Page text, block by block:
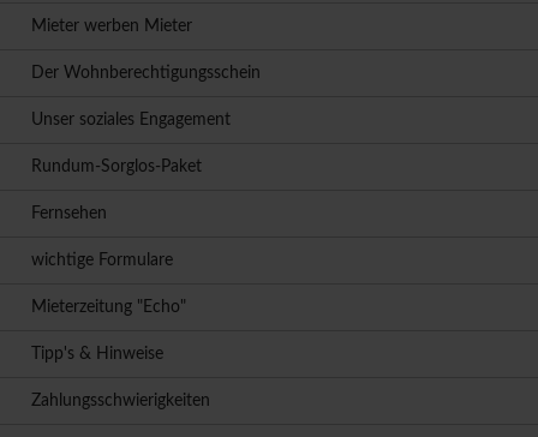
Mieter werben Mieter
Der Wohnberechtigungsschein
Unser soziales Engagement
Rundum-Sorglos-Paket
Fernsehen
wichtige Formulare
Mieterzeitung "Echo"
Tipp's & Hinweise
Zahlungsschwierigkeiten